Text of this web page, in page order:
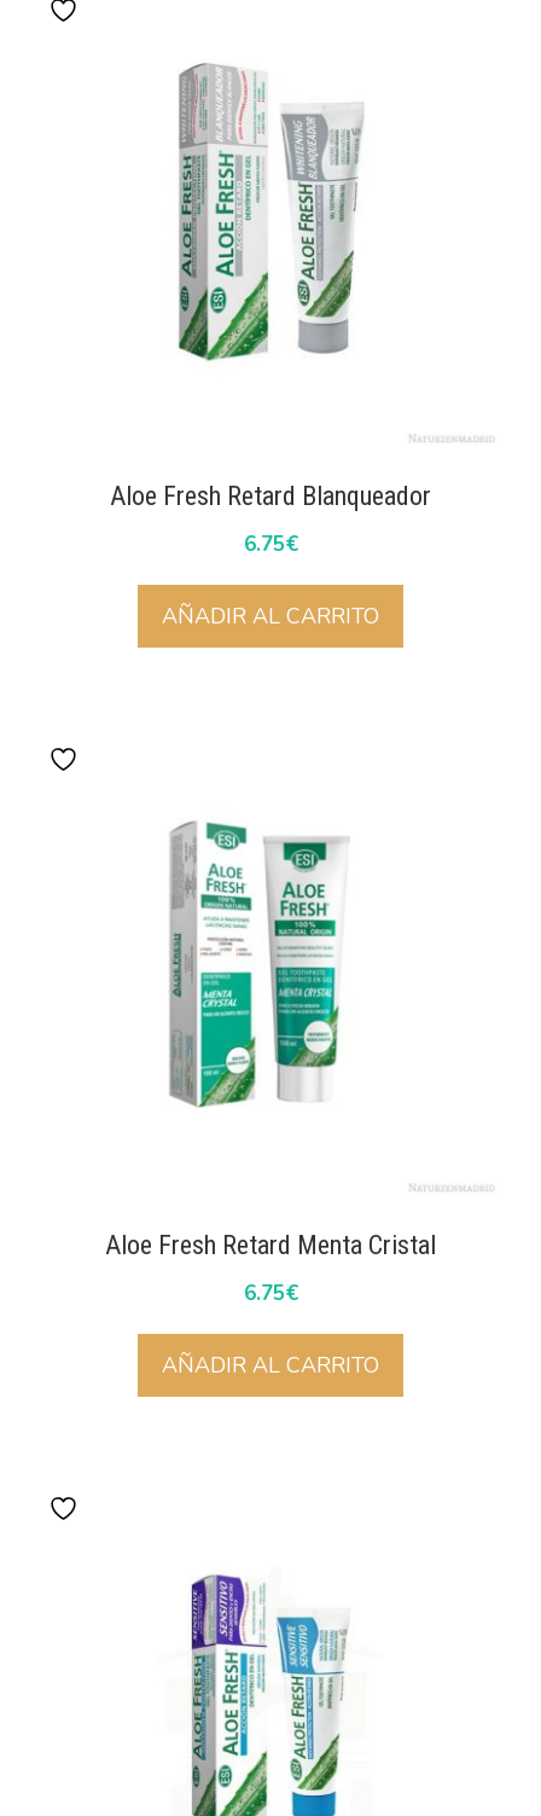
Aloe Fresh Retard Blanqueador
6.75€
AÑADIR AL CARRITO
Aloe Fresh Retard Menta Cristal
6.75€
AÑADIR AL CARRITO